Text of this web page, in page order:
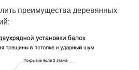
преимущества деревянных